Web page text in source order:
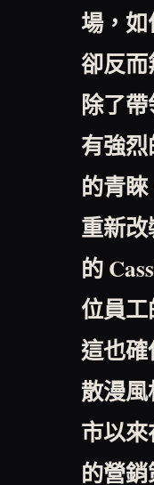
場，
卻反
除了
有強
的青
重新
的
位員
這也
散漫
市以
的營